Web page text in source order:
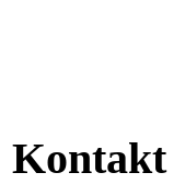
Kontakt